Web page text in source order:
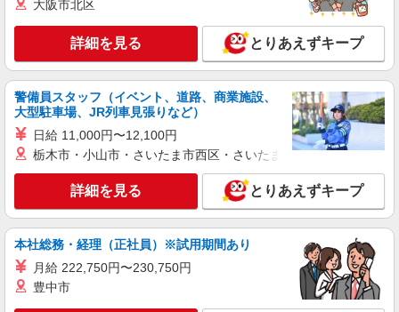
すき家 保土ヶ谷今井店
すき家の店舗スタッフ（接客・調理・清掃な
ど）
時給1,270円 ※22:00〜翌5:00：時給1,588円 ※
＋150円
神奈川県横浜市保土ヶ谷区今井町600-1
キープ 詳細を見る
パート
すき家 1国横浜権太坂店
すき家の店舗スタッフ（接客・調理・清掃な
ど）
時給1,280円 ※22:00〜翌5:00：時給1,600円 ※
高校生時給1,225円 ※早朝手当（5:00〜9:00）時給
神奈川県横浜市保土ヶ谷区狩場町218-21
大阪市北区
詳細を見る とりあえずキープ
警備員スタッフ（イベント、道路、商業施設、
大型駐車場、JR列車見張りなど）
日給 11,000円〜12,100円
栃木市・小山市・さいたま市西区・さいたま市岩槻区・久喜市・
詳細を見る とりあえずキープ
本社総務・経理（正社員）※試用期間あり
月給 222,750円〜230,750円
豊中市